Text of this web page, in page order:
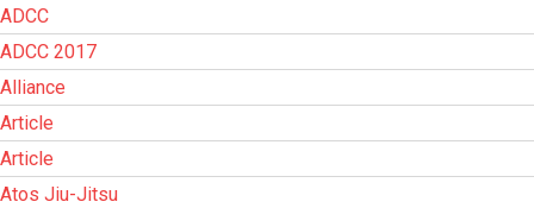
ADCC
ADCC 2017
Alliance
Article
Article
Atos Jiu-Jitsu